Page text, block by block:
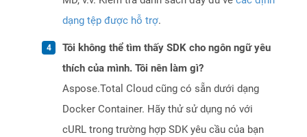
dạng tệp được hỗ trợ.
Tôi không thể tìm thấy SDK cho ngôn ngữ yêu
thích của mình. Tôi nên làm gì?
Aspose.Total Cloud cũng có sẵn dưới dạng
Docker Container. Hãy thử sử dụng nó với
cURL trong trường hợp SDK yêu cầu của bạn